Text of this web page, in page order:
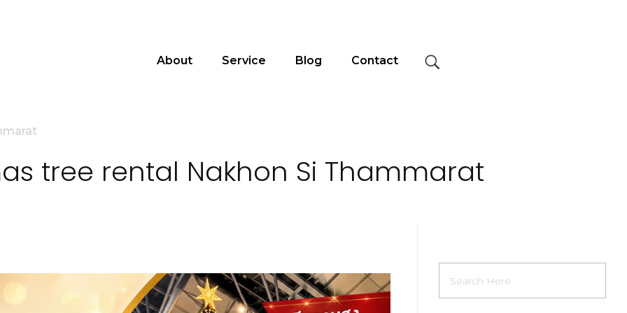
About Service Blog Contact
tree rental Nakhon Si Thammarat